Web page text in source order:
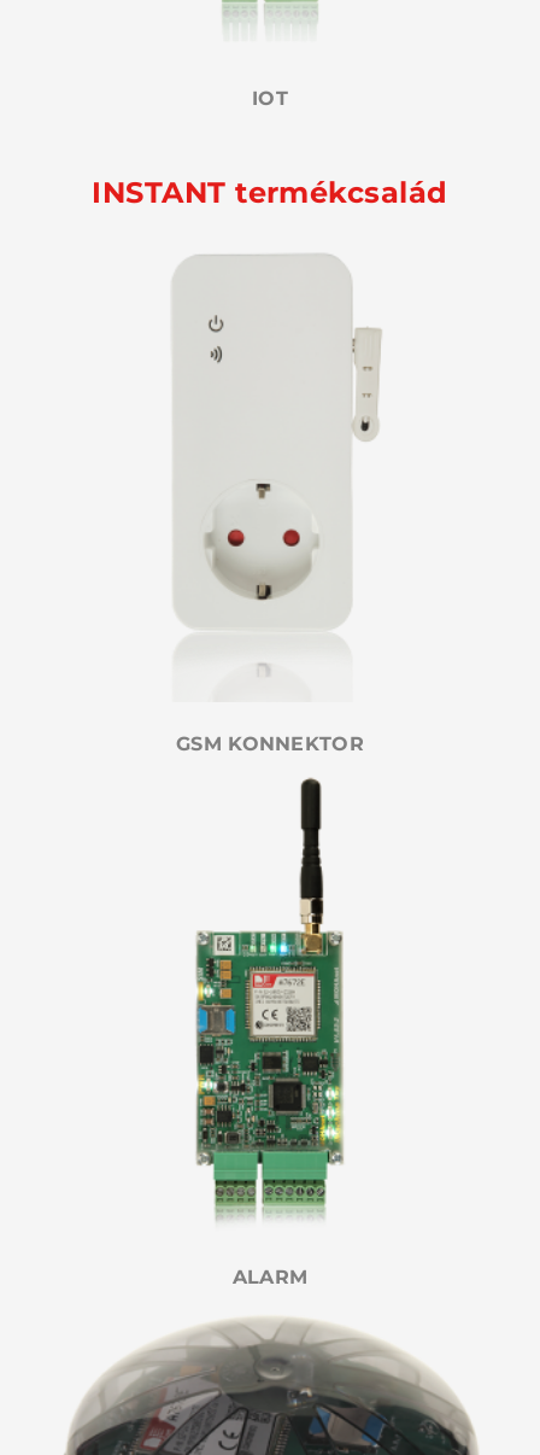
IOT
INSTANT termékcsalád
GSM KONNEKTOR
ALARM